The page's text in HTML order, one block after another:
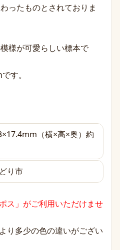
ったものとされておりま
様が可愛らしい標本で
す。
（横×高×奥）約
り市
ス」がご利用いただけませ
り多少の色の違いがござい